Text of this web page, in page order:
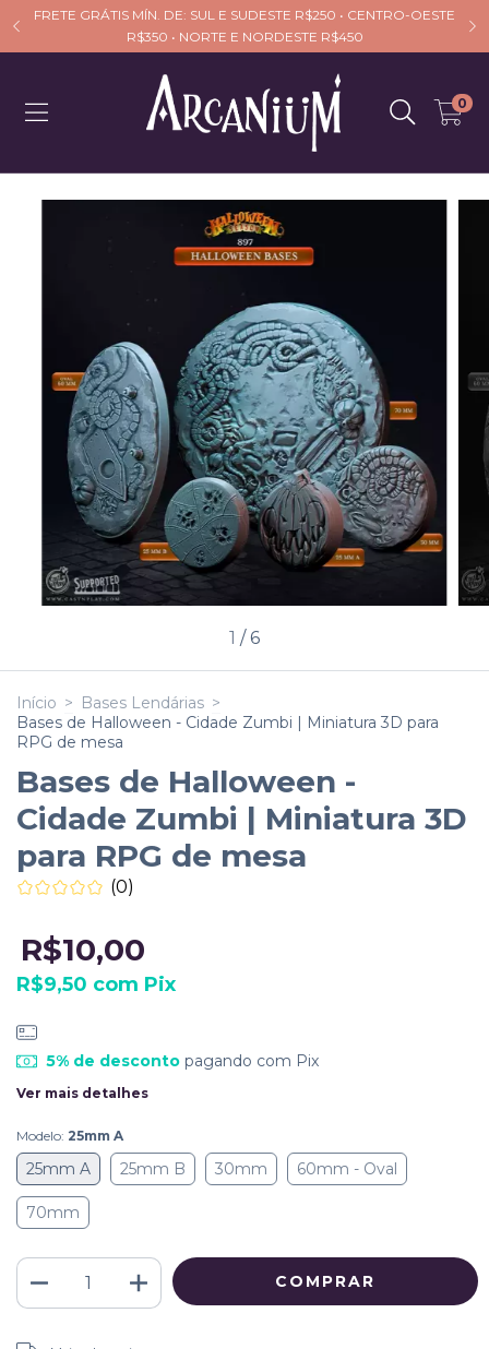
FRETE GRÁTIS MÍN. DE: SUL E SUDESTE R$250 • CENTRO-OESTE
R$350 • NORTE E NORDESTE R$450
0
1 /6
Início > Bases Lendárias >
Bases de Halloween - Cidade Zumbi | Miniatura 3D para
RPG de mesa
Bases de Halloween -
Cidade Zumbi | Miniatura 3D
para RPG de mesa
(0)
R$10,00
R$9,50 com Pix
5% de descontopagando com Pix
Ver mais detalhes
Modelo: 25mm A
25mm A 25mm B 30mm 60mm - Oval
70mm